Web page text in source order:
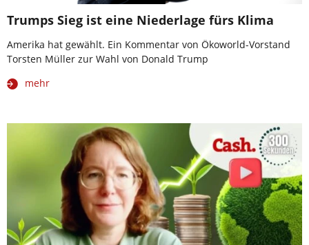
Trumps Sieg ist eine Niederlage fürs Klima
Amerika hat gewählt. Ein Kommentar von Ökoworld-Vorstand
Torsten Müller zur Wahl von Donald Trump
mehr